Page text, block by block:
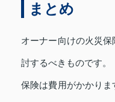
まとめ
オーナー向けの火災
討するべきものです。
保険は費用がかかり